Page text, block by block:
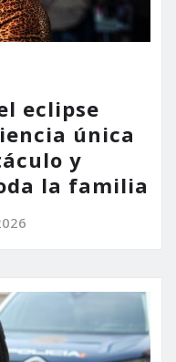
eclipse
única
y
la familia